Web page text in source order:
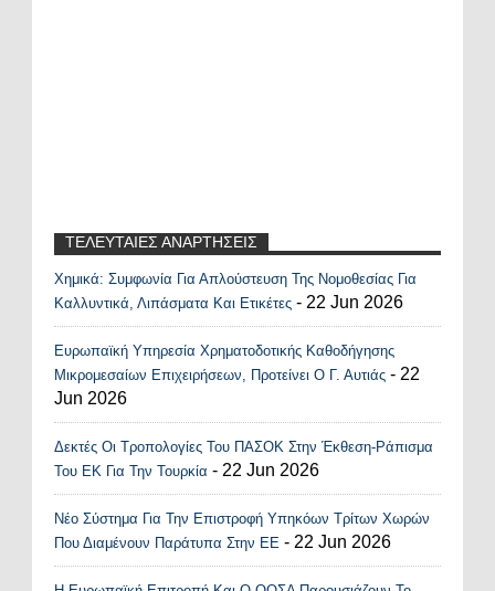
ΤΕΛΕΥΤΑΙΕΣ ΑΝΑΡΤΗΣΕΙΣ
Recent Posts Widget
Χημικά: Συμφωνία Για Απλούστευση Της Νομοθεσίας Για
Καλλυντικά, Λιπάσματα Και Ετικέτες - 22 Jun 2026
Ευρωπαϊκή Υπηρεσία Χρηματοδοτικής Καθοδήγησης
Μικρομεσαίων Επιχειρήσεων, Προτείνει Ο Γ. Αυτιάς - 22
Jun 2026
Δεκτές Οι Τροπολογίες Του ΠΑΣΟΚ Στην Έκθεση-Ράπισμα
Του ΕΚ Για Την Τουρκία - 22 Jun 2026
Νέο Σύστημα Για Την Επιστροφή Υπηκόων Τρίτων Χωρών
Που Διαμένουν Παράτυπα Στην ΕΕ - 22 Jun 2026